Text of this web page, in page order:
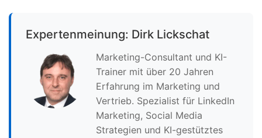
Expertenmeinung: Dirk Lickschat
Marketing-Consultant und KI-
Trainer mit über 20 Jahren
Erfahrung im Marketing und
Vertrieb. Spezialist für LinkedIn
Marketing, Social Media
Strategien und KI-gestütztes